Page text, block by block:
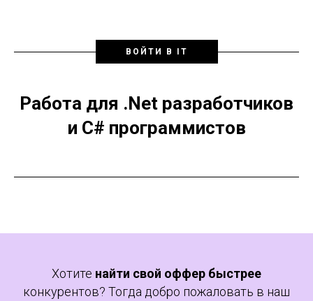
ВОЙТИ В IT
Работа для .Net разработчиков
и С# программистов
Хотите найти свой оффер быстрее
конкурентов? Тогда добро пожаловать в наш